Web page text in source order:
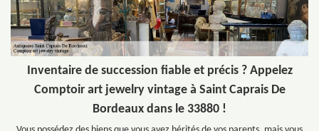
Inventaire de succession fiable et précis ? Appelez
Comptoir art jewelry vintage à Saint Caprais De
Bordeaux dans le 33880 !